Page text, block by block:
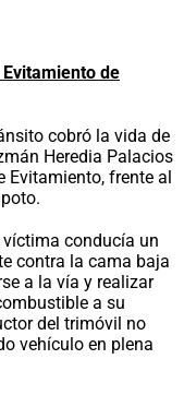
de
cobró la vida de
Heredia Palacios
Evitamiento, frente al
conducía un
contra la cama baja
a la vía y realizar
a su
del trimóvil no
vehículo en plena